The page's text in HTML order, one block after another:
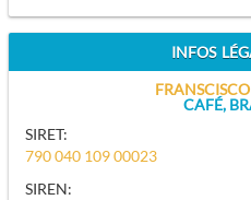
INFOS
CAFÉ,
SIRET:
790 040 109 00023
SIREN: